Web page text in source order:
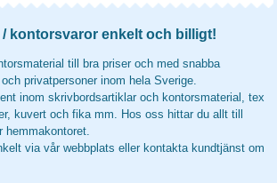
kontorsvaror enkelt och billigt!
till bra priser och med snabba
privatpersoner inom hela Sverige.
inom skrivbordsartiklar och kontorsmaterial, tex
kuvert och fika mm. Hos oss hittar du allt till
hemmakontoret.
via vår webbplats eller kontakta kundtjänst om